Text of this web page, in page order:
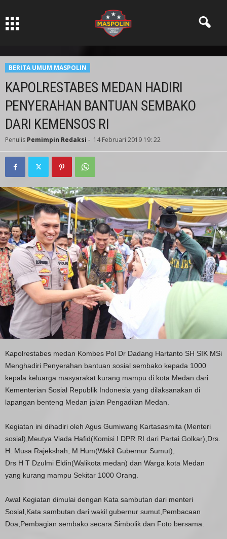
BERITA UMUM MASPOLIN
KAPOLRESTABES MEDAN HADIRI
PENYERAHAN BANTUAN SEMBAKO
DARI KEMENSOS RI
Penulis Pemimpin Redaksi - 14 Februari 2019 19: 22
Kapolrestabes medan Kombes Pol Dr Dadang Hartanto SH SIK MSi
Menghadiri Penyerahan bantuan sosial sembako kepada 1000
kepala keluarga masyarakat kurang mampu di kota Medan dari
Kementerian Sosial Republik Indonesia yang dilaksanakan di
lapangan benteng Medan jalan Pengadilan Medan.
Kegiatan ini dihadiri oleh Agus Gumiwang Kartasasmita (Menteri
sosial),Meutya Viada Hafid(Komisi I DPR RI dari Partai Golkar),Drs.
H. Musa Rajekshah, M.Hum(Wakil Gubernur Sumut),
Drs H T Dzulmi Eldin(Walikota medan) dan Warga kota Medan
yang kurang mampu Sekitar 1000 Orang.
Awal Kegiatan dimulai dengan Kata sambutan dari menteri
Sosial,Kata sambutan dari wakil gubernur sumut,Pembacaan
Doa,Pembagian sembako secara Simbolik dan Foto bersama.